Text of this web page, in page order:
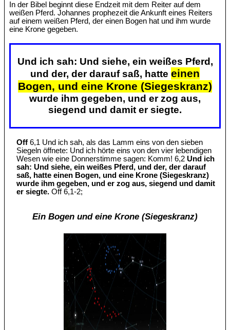
In der Bibel beginnt diese Endzeit mit dem Reiter auf dem
weißen Pferd. Johannes prophezeit die Ankunft eines Reiters
auf einem weißen Pferd, der einen Bogen hat und ihm wurde
eine Krone gegeben.
Und ich sah: Und siehe, ein weißes Pferd,
und der, der darauf saß, hatte einen
Bogen, und eine Krone (Siegeskranz)
wurde ihm gegeben, und er zog aus,
siegend und damit er siegte.
Off 6,1 Und ich sah, als das Lamm eins von den sieben
Siegeln öffnete: Und ich hörte eins von den vier lebendigen
Wesen wie eine Donnerstimme sagen: Komm! 6,2Und ich
sah: Und siehe, ein weißes Pferd, und der, der darauf
saß, hatte einen Bogen, und eine Krone (Siegeskranz)
wurde ihm gegeben, und er zog aus, siegend und damit
er siegte. Off 6,1-2;
Ein Bogen und eine Krone (Siegeskranz)